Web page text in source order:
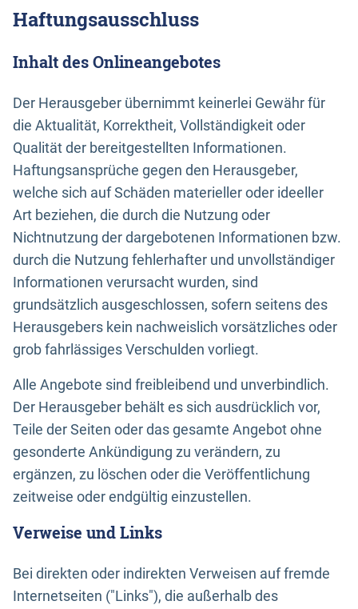
Haftungsausschluss
Inhalt des Onlineangebotes
Der Herausgeber übernimmt keinerlei Gewähr für
die Aktualität, Korrektheit, Vollständigkeit oder
Qualität der bereitgestellten Informationen.
Haftungsansprüche gegen den Herausgeber,
welche sich auf Schäden materieller oder ideeller
Art beziehen, die durch die Nutzung oder
Nichtnutzung der dargebotenen Informationen bzw.
durch die Nutzung fehlerhafter und unvollständiger
Informationen verursacht wurden, sind
grundsätzlich ausgeschlossen, sofern seitens des
Herausgebers kein nachweislich vorsätzliches oder
grob fahrlässiges Verschulden vorliegt.
Alle Angebote sind freibleibend und unverbindlich.
Der Herausgeber behält es sich ausdrücklich vor,
Teile der Seiten oder das gesamte Angebot ohne
gesonderte Ankündigung zu verändern, zu
ergänzen, zu löschen oder die Veröffentlichung
zeitweise oder endgültig einzustellen.
Verweise und Links
Bei direkten oder indirekten Verweisen auf fremde
Internetseiten ("Links"), die außerhalb des